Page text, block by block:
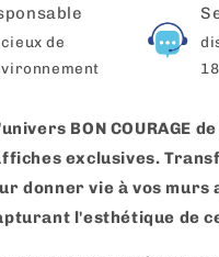
de
BON COURAGE
exclusives.
donner vie à vos murs
l'esthétique de